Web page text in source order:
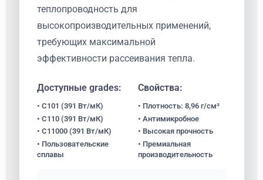
теплопроводность для
высокопроизводительных применений,
требующих максимальной
эффективности рассеивания тепла.
Доступные grades:
• C101 (391 Вт/мК)
• C110 (391 Вт/мК)
• C11000 (391 Вт/мК)
• Пользовательские
сплавы
Свойства:
• Плотность: 8,96 г/см³
• Антимикробное
• Высокая прочность
• Премиальная
производительность